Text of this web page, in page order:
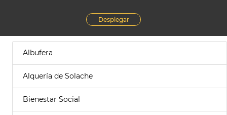
Desplegar
Albufera
Alquería de Solache
Bienestar Social